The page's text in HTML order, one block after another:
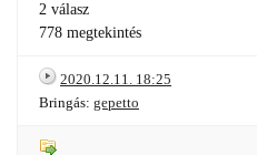
2 válasz
778 megtekintés
2020.12.11. 18:25
Bringás: gepetto